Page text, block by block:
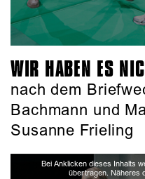
WIR HABEN ES
nach dem
Bachmann und
Susanne Frieling
Bei Anklicken dieses Inhalts
übertragen. Näheres